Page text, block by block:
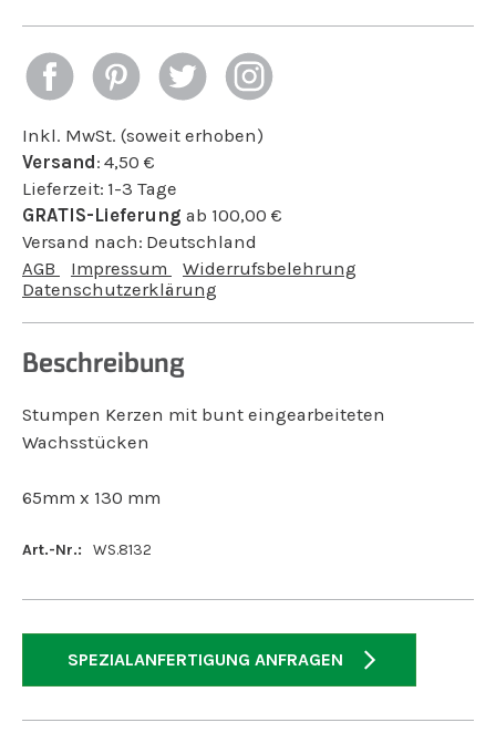
Inkl. MwSt. (soweit erhoben)
Versand: 4,50 €
Lieferzeit: 1-3 Tage
GRATIS-Lieferung ab 100,00 €
Versand nach: Deutschland
AGB
Impressum
Widerrufsbelehrung
Datenschutzerklärung
Beschreibung
Stumpen Kerzen mit bunt eingearbeiteten
Wachsstücken
65mm x 130 mm
Art.-Nr.: WS.8132
SPEZIALANFERTIGUNG ANFRAGEN